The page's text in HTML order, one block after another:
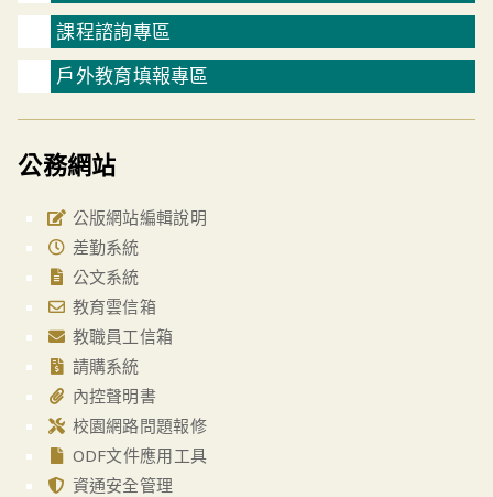
課程諮詢專區
戶外教育填報專區
公務網站
公版網站編輯說明
差勤系統
公文系統
教育雲信箱
教職員工信箱
請購系統
內控聲明書
校園網路問題報修
ODF文件應用工具
資通安全管理